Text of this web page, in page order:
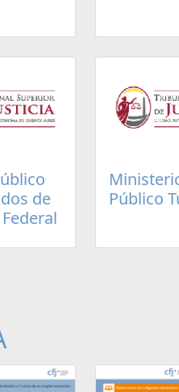
de
Público